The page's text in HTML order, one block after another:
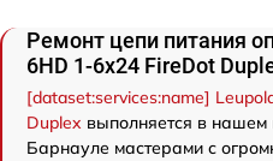
Ремонт цепи питания
6HD 1-6x24 FireDot
[dataset:services:name]
Duplex выполняется в
Барнауле мастерами с